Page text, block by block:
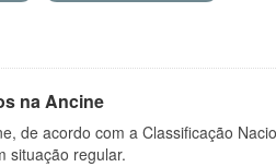
na Ancine
de acordo com a Classificação
situação regular.